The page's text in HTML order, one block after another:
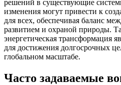
решений в существующие
изменения могут привести к
для всех, обеспечивая баланс
развитием и охраной природы.
энергетическая трансформация
для достижения долгосрочных
глобальном масштабе.
Часто задаваемые